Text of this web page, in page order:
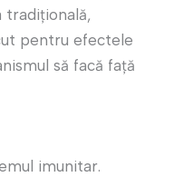
tradițională,
pentru efectele
să facă față
imunitar.